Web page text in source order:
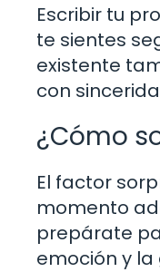
Escribir tu
te sientes
existente
con
¿Cómo
El factor
momento
prepárate
emoción y